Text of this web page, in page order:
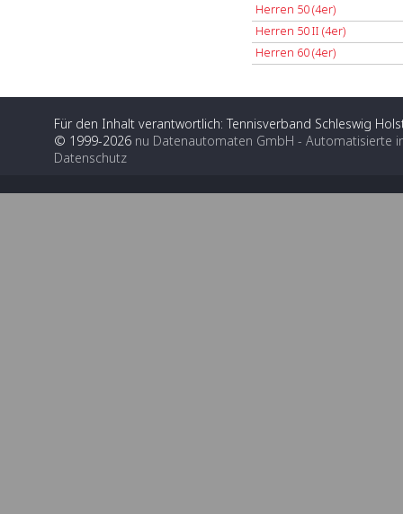
Herren 50 (4er)
Herren 50 II (4er)
Herren 60 (4er)
Für den Inhalt verantwortlich: Tennisverband Schleswig
© 1999-2026 nu Datenautomaten GmbH - Automatisierte
Datenschutz